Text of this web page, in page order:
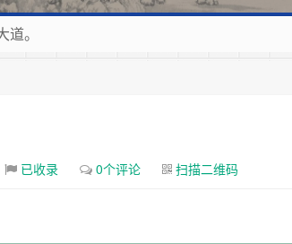
。
让13亿人的每一分子都成为传播中华美德
弦自鸣。
已收录 0个评论 扫描二维码